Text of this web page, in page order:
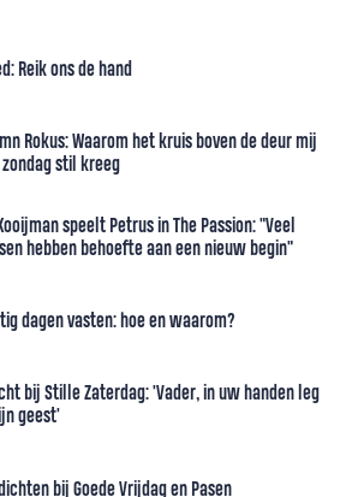
Reik ons de hand
Rokus: Waarom het kruis boven de deur mij
stil kreeg
speelt Petrus in The Passion: "Veel
hebben behoefte aan een nieuw begin"
dagen vasten: hoe en waarom?
bij Stille Zaterdag: 'Vader, in uw handen leg
geest'
bij Goede Vrijdag en Pasen